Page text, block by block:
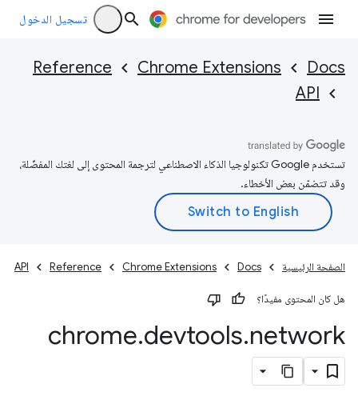
تسجيل الدخول
Docs
Chrome Extensions
Reference
API
تستخدم Google تكنولوجيا الذكاء الاصطناعي لترجمة المحتوى إلى لغتك المفضّلة،
وقد تتضمّن بعض الأخطاء.
الصفحة الرئيسية Docs
Chrome Extensions
Reference
API
هل كان المحتوى مفيدًا؟
chrome.devtools.network